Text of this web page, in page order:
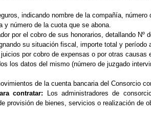
indicando nombre de la compañía,
y número de la cuota que se abona.
por el cobro de sus honorarios, detallando Nº
su situación fiscal, importe total y período
por cobro de expensas o por otras
los datos del mismo (número de juzgado
de la cuenta bancaria del Consorcio
contratar: Los administradores de
provisión de bienes, servicios o realización de